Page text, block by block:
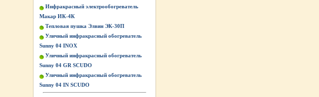
Инфракрасный электрообогреватель
Макар ИК-4К
Тепловая пушка Элвин ЭК-30П
Уличный инфракрасный обогреватель
Sunny 04 INOX
Уличный инфракрасный обогреватель
Sunny 04 GR SCUDO
Уличный инфракрасный обогреватель
Sunny 04 IN SCUDO